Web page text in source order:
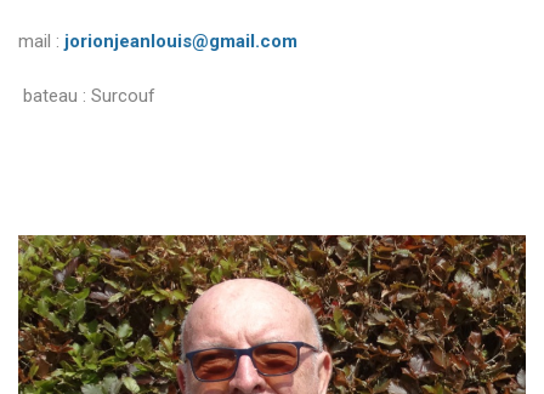
mail : jorionjeanlouis@gmail.com
bateau : Surcouf